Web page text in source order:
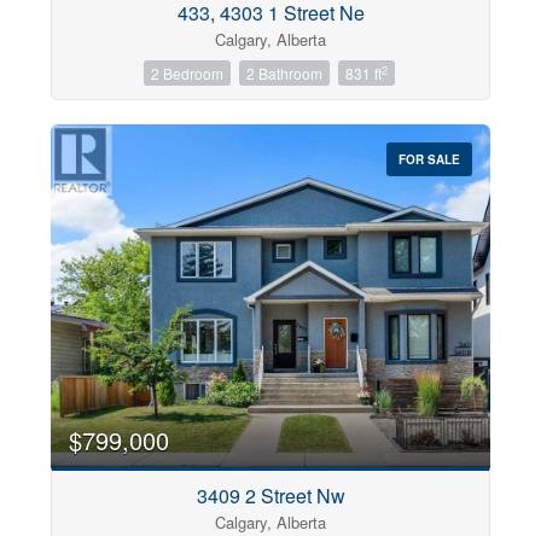
433, 4303 1 Street Ne
Calgary, Alberta
2 Bedroom 2 Bathroom 831 ft2
FOR SALE
$799,000
3409 2 Street Nw
Calgary, Alberta